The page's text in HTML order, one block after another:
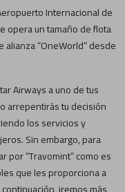
Internacional de
opera un tamaño de flota
“OneWorld” desde
Airways a uno de tus
arrepentirás tu decisión
los servicios y
Sin embargo, para
“Travomint” como es
que les proporciona a